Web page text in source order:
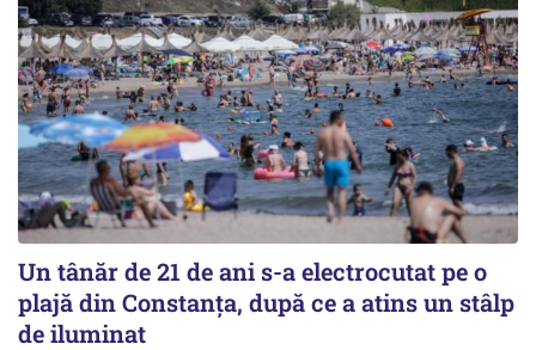
Un tânăr de 21 de ani s-a electrocutat pe o
plajă din Constanța, după ce a atins un stâlp
de iluminat